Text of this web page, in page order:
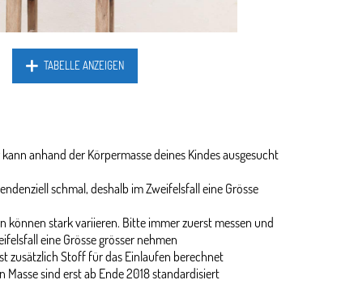
TABELLE ANZEIGEN
kann anhand der Körpermasse deines Kindes ausgesucht
schmal, deshalb im Zweifelsfall eine Grösse
können stark variieren. Bitte immer zuerst messen und
eine Grösse grösser nehmen
zusätzlich Stoff für das Einlaufen berechnet
Masse sind erst ab Ende 2018 standardisiert